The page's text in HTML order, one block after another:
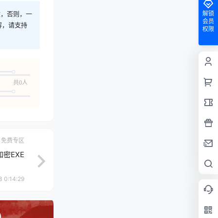
否则，一
，请支持
共0人
免费专区
密EXE
0:14:29
解锁
会员
权限